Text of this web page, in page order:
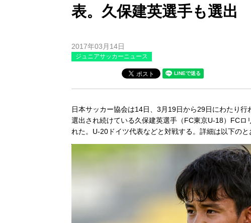
表。久保建英選手も選出
2017年03月14日
ジュニアサッカーニュース
日本サッカー協会は14日、3月19日から29日にわたり
選出され続けている久保建英選手（FC東京U-18）FC
れた。U-20ドイツ代表などと対戦する。詳細は以下のと